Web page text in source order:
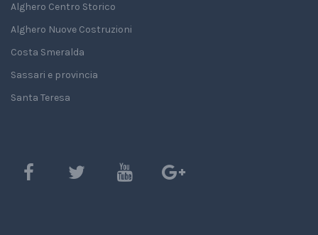
Alghero Centro Storico
Alghero Nuove Costruzioni
Costa Smeralda
Sassari e provincia
Santa Teresa